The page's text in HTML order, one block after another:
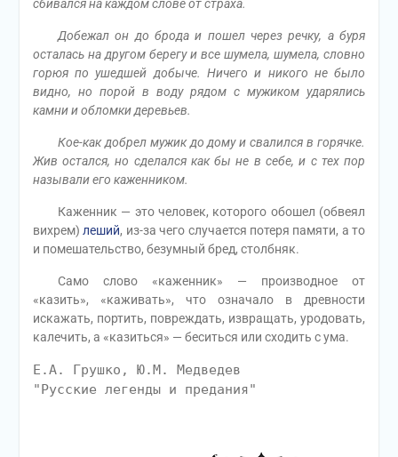
сбивался на каждом слове от страха.
Добежал он до брода и пошел через речку, а буря
осталась на другом берегу и все шумела, шумела, словно
горюя по ушедшей добыче. Ничего и никого не было
видно, но порой в воду рядом с мужиком ударялись
камни и обломки деревьев.
Кое-как добрел мужик до дому и свалился в горячке.
Жив остался, но сделался как бы не в себе, и с тех пор
называли его каженником.
Каженник — это человек, которого обошел (обвеял
вихрем)леший, из-за чего случается потеря памяти, а то
и помешательство, безумный бред, столбняк.
Само слово «каженник» — производное от
«казить», «каживать», что означало в древности
искажать, портить, повреждать, извращать, уродовать,
калечить, а «казиться» — беситься или сходить с ума.
Е.А. Грушко, Ю.М. Медведев
"Русские легенды и предания"